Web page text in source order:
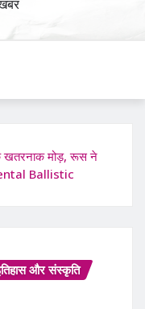
खतरनाक मोड़, रूस ने
Ballistic
और संस्कृति